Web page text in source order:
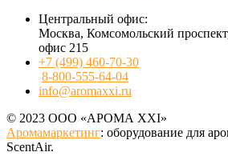
Центральный офис:
Москва, Комсомольский
офис 215
+7 (499) 460-70-30
8-800-555-64-04
info@aromaxxi.ru
© 2023 ООО «АРОМА XXI»
Аромамаркетинг: оборудование для
ScentAir.